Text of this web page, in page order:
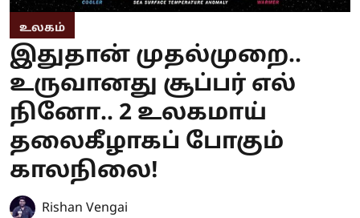
உலகம்
இதுதான் முதல்முறை..
உருவானது சூப்பர் எல்
நினோ.. 2 உலகமாய்
தலைகீழாகப் போகும்
காலநிலை!
Rishan Vengai